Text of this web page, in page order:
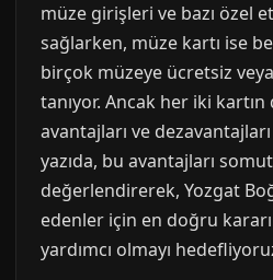
müze girişleri ve bazı özel
sağlarken, müze kartı ise
birçok müzeye ücretsiz
tanıyor. Ancak her iki
avantajları ve
yazıda, bu avantajları
değerlendirerek, Yozgat
edenler için en doğru
yardımcı olmayı